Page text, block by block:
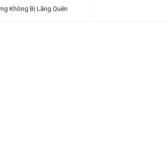
Không Bị Lãng Quên